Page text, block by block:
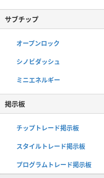
サブチップ
オープンロック
シノビダッシュ
ミニエネルギー
掲示板
チップトレード掲示板
スタイルトレード掲示板
プログラムトレード掲示板